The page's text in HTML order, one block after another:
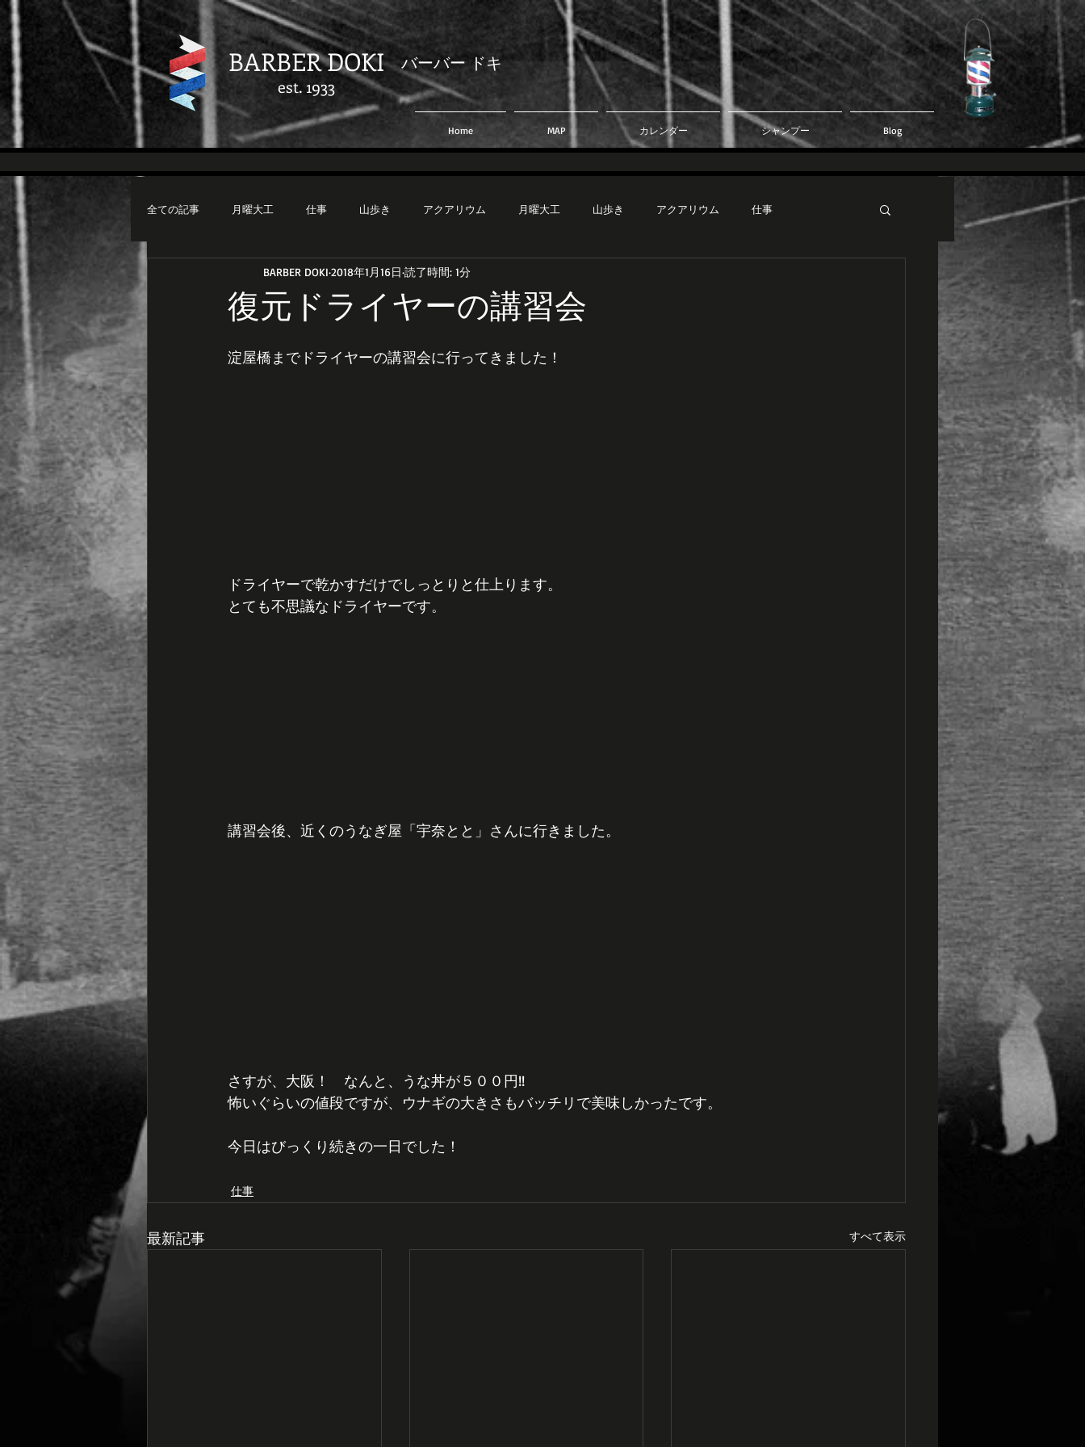
BARBER DOKI
est. 1933
​バーバー ドキ
Home MAP カレンダー シャンプー Blog
全ての記事 月曜大工 仕事 山歩き アクアリウム 月曜大工 山歩き アクアリウム 仕事
復元ドライヤーの講習会
BARBER DOKI 2018年1月16日 読了時間: 1分
淀屋橋までドライヤーの講習会に行ってきました！
ドライヤーで乾かすだけでしっとりと仕上ります。
とても不思議なドライヤーです。
講習会後、近くのうなぎ屋「宇奈とと」さんに行きました。
さすが、大阪！　なんと、うな丼が５００円!!
怖いぐらいの値段ですが、ウナギの大きさもバッチリで美味しかったです。
今日はびっくり続きの一日でした！
仕事
最新記事 すべて表示